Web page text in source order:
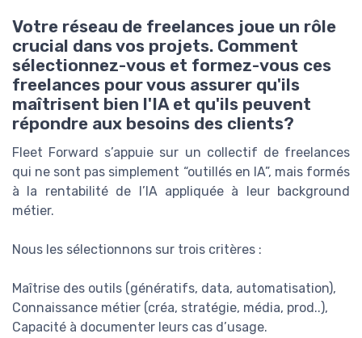
Votre réseau de freelances joue un rôle
crucial dans vos projets. Comment
sélectionnez-vous et formez-vous ces
freelances pour vous assurer qu'ils
maîtrisent bien l'IA et qu'ils peuvent
répondre aux besoins des clients?
Fleet Forward s’appuie sur un collectif de freelances
qui ne sont pas simplement “outillés en IA”, mais formés
à la rentabilité de l’IA appliquée à leur background
métier.
Nous les sélectionnons sur trois critères :
Maîtrise des outils (génératifs, data, automatisation),
Connaissance métier (créa, stratégie, média, prod..),
Capacité à documenter leurs cas d’usage.